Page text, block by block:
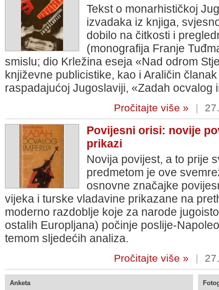
Tekst o monarhističkoj
izvadaka iz knjiga,
dobilo na čitkosti i
(monografija Franje
smislu; dio Krležina eseja «Nad odrom
književne publicistike, kao i Araličin
raspadajućoj Jugoslaviji, «Zadah ocvalog
Pročitajte više » |
Povijesni orisi: novije
prikazi
Novija povijest, a to prije
predmetom je ove
osnovne značajke
vijeka i turske vladavine prikazane na
moderno razdoblje koje za narode
ostalih Europljana) počinje poslije-
temom sljedećih analiza.
Pročitajte više » |
Anketa